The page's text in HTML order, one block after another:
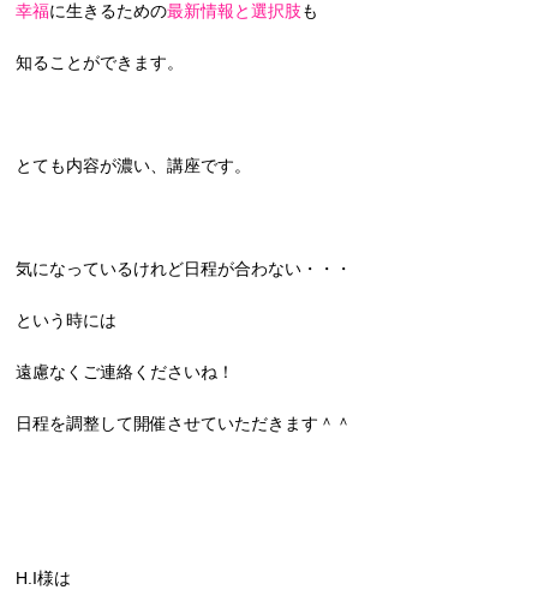
幸福に生きるための最新情報と選択肢も
知ることができます。
とても内容が濃い、講座です。
気になっているけれど日程が合わない・・・
という時には
遠慮なくご連絡くださいね！
日程を調整して開催させていただきます＾＾
H.I様は